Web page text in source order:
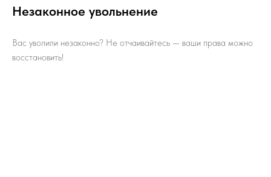
Незаконное увольнение
Вас уволили незаконно? Не отчаивайтесь — ваши права можно
восстановить!